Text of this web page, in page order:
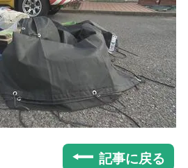
記事に戻る